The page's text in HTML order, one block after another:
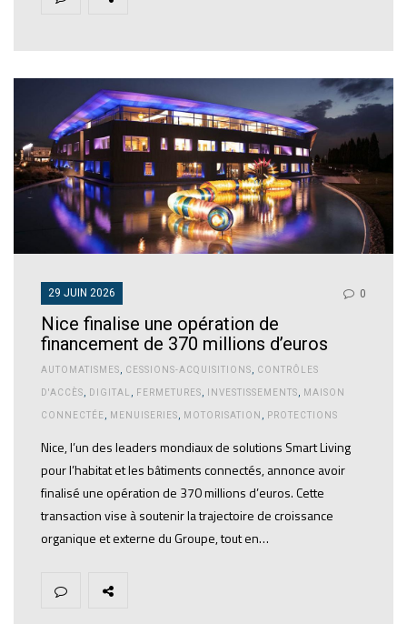
29 JUIN 2026 0
Nice finalise une opération de
financement de 370 millions d’euros
AUTOMATISMES CESSIONS-ACQUISITIONS CONTRÔLES
D'ACCÈS DIGITAL FERMETURES INVESTISSEMENTS MAISON
CONNECTÉE MENUISERIES MOTORISATION PROTECTIONS
Nice, l’un des leaders mondiaux de solutions Smart Living
pour l’habitat et les bâtiments connectés, annonce avoir
finalisé une opération de 370 millions d’euros. Cette
transaction vise à soutenir la trajectoire de croissance
organique et externe du Groupe, tout en…